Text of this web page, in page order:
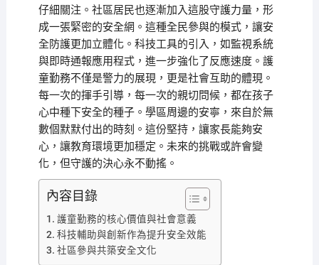
仔細關注。社區居民也逐漸加入這股守護力量，形
成一張緊密的安全網。這種全民參與的模式，讓安
全防護更加立體化。科技工具的引入，如監視系統
與即時通報應用程式，進一步強化了反應速度。護
童勤務不僅是警力的展現，更是社會互助的體現。
每一次的揮手引導，每一次的親切問候，都在孩子
心中種下安全的種子。學區周邊的安寧，來自於無
數個默默付出的時刻。這份堅持，讓家長能夠安
心，讓教育環境更加穩定。未來的挑戰或許會變
化，但守護的決心永不動搖。
內容目錄
護童勤務的核心價值與社會意義
科技輔助與創新作為提升安全效能
社區參與共築安全文化